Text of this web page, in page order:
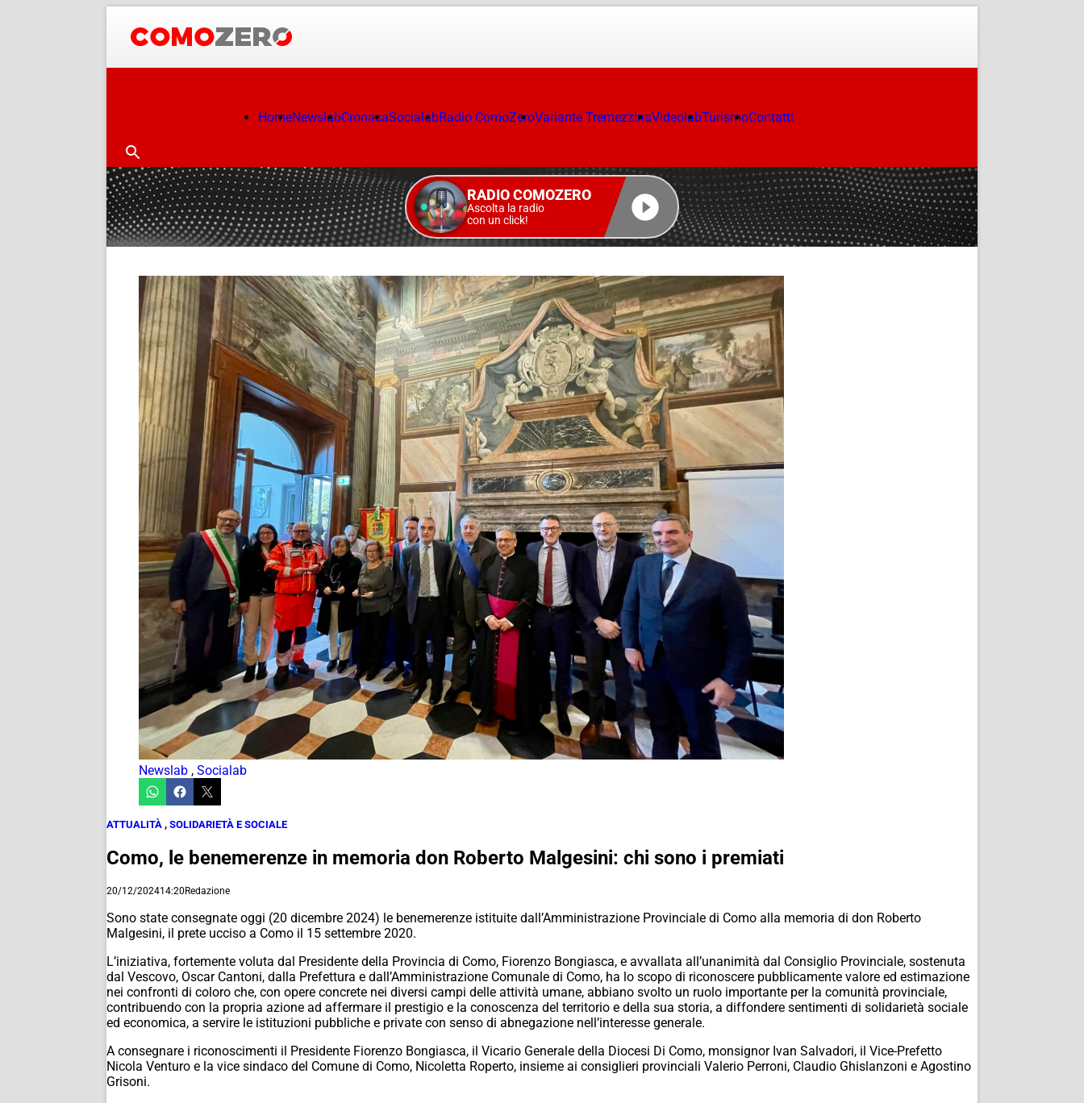
HomeNewslabCronacaSocialabRadio ComoZeroVariante TremezzinaVideolabTurismoContatti
RADIO COMOZERO
Ascolta la radio
con un click!
Newslab , Socialab
ATTUALITÀ , SOLIDARIETÀ E SOCIALE
Como, le benemerenze in memoria don Roberto Malgesini: chi sono i premiati
20/12/202414:20Redazione
Sono state consegnate oggi (20 dicembre 2024) le benemerenze istituite dall’Amministrazione Provinciale di Como alla memoria di don Roberto
Malgesini, il prete ucciso a Como il 15 settembre 2020.
L’iniziativa, fortemente voluta dal Presidente della Provincia di Como, Fiorenzo Bongiasca, e avvallata all’unanimità dal Consiglio Provinciale, sostenuta
dal Vescovo, Oscar Cantoni, dalla Prefettura e dall’Amministrazione Comunale di Como, ha lo scopo di riconoscere pubblicamente valore ed estimazione
nei confronti di coloro che, con opere concrete nei diversi campi delle attività umane, abbiano svolto un ruolo importante per la comunità provinciale,
contribuendo con la propria azione ad affermare il prestigio e la conoscenza del territorio e della sua storia, a diffondere sentimenti di solidarietà sociale
ed economica, a servire le istituzioni pubbliche e private con senso di abnegazione nell’interesse generale.
A consegnare i riconoscimenti il Presidente Fiorenzo Bongiasca, il Vicario Generale della Diocesi Di Como, monsignor Ivan Salvadori, il Vice-Prefetto
Nicola Venturo e la vice sindaco del Comune di Como, Nicoletta Roperto, insieme ai consiglieri provinciali Valerio Perroni, Claudio Ghislanzoni e Agostino
Grisoni.